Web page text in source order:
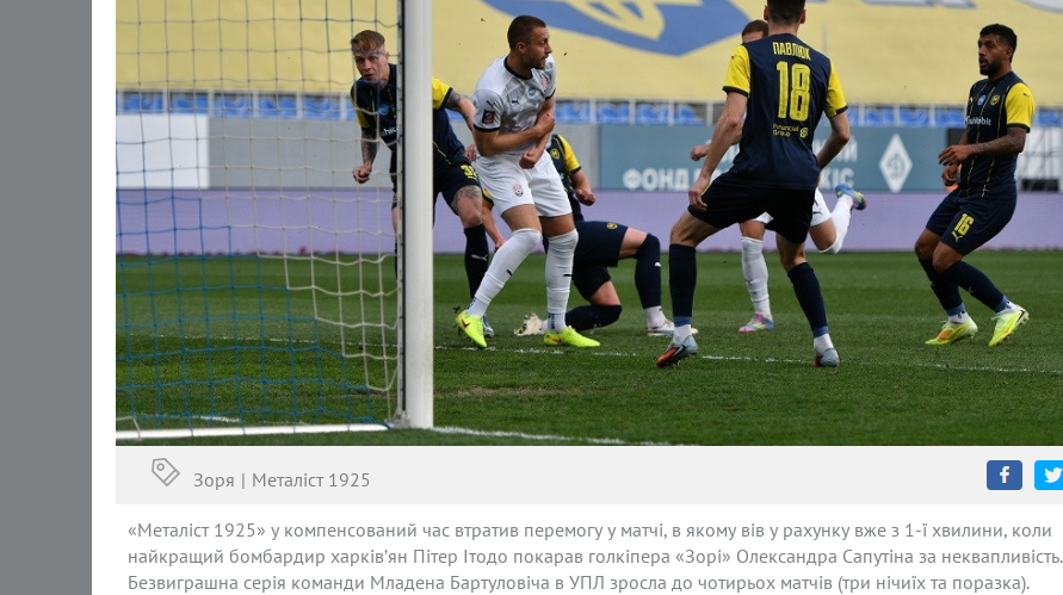
Зоря Металіст 1925
«Металіст 1925» у компенсований час втратив перемогу у матчі, в якому вів у рахунку вже з 1-ї хвилини, коли
найкращий бомбардир харків’ян Пітер Ітодо покарав голкіпера «Зорі» Олександра Сапутіна за неквапливість.
Безвиграшна серія команди Младена Бартуловіча в УПЛ зросла до чотирьох матчів (три нічиїх та поразка).